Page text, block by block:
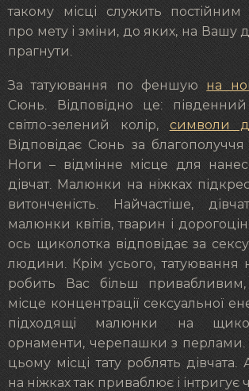
такому місці служить постійним
про мету і зміни, до яких, на Вашу
прагнути.
За татуювання по феншуюна
Сюнь. Відповідно це: південний
світло-зелений колір,символи
Відповідає Сюнь за благополуччя
Ноги – відмінне місце для
дівчат. Малюнки на ніжках
витонченість. Найчастіше,
малюнки квітів, тварин і
ось щиколотка відповідає за
людини. Крім усього, татуювання
робить Вас більш
місце концентрації сексуальної
підходящі малюнки на
орнаменти, черепашки з перлами.
цьому місці тату роблять
на ніжках так приваблює і інтригує